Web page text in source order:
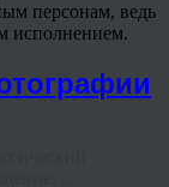
персонам, ведь
исполнением.